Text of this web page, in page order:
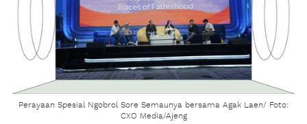
Perayaan Spesial Ngobrol Sore Semaunya bersama Agak Laen/ Foto:
CXO Media/Ajeng